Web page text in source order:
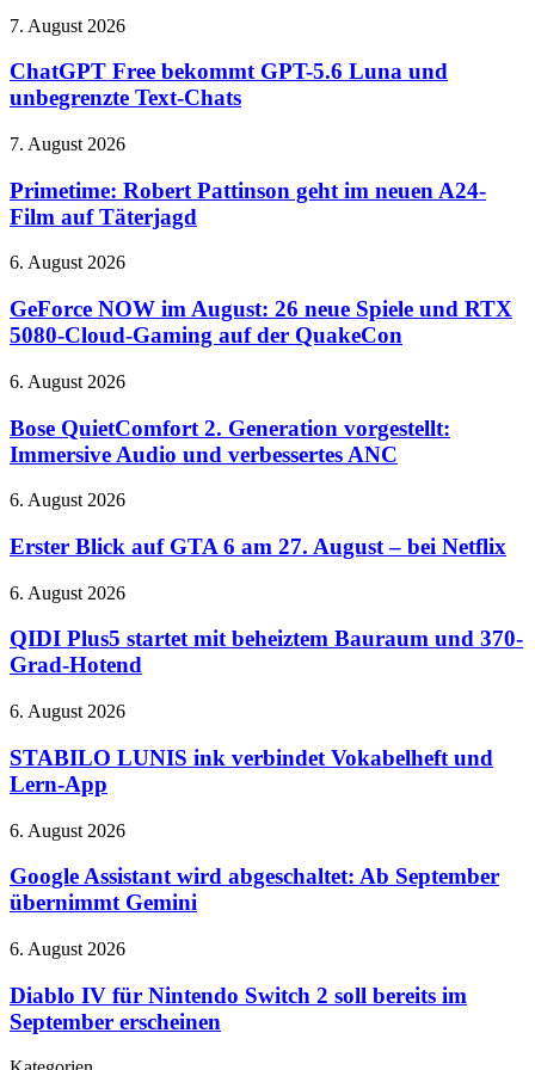
kurz
Release
richtig
auf
ChatGPT
bekommt
GPT-
5.6
und
Text-
Chats
7. August 2026
ChatGPT Free bekommt GPT-5.6 Luna und
unbegrenzte Text-Chats
Primetime:
Pattinson
geht
im
A24-
auf
Täterjagd
7. August 2026
Primetime: Robert Pattinson geht im neuen A24-
Film auf Täterjagd
GeForce
im
August:
26
Spiele
RTX
5080-
Gaming
der
QuakeCon
6. August 2026
GeForce NOW im August: 26 neue Spiele und RTX
5080-Cloud-Gaming auf der QuakeCon
Bose
2.
Generation
vorgestellt:
Audio
verbessertes
6. August 2026
Bose QuietComfort 2. Generation vorgestellt:
Immersive Audio und verbessertes ANC
Erster
auf
GTA
6
am
27.
August
–
Netflix
6. August 2026
Erster Blick auf GTA 6 am 27. August – bei Netflix
QIDI
startet
mit
beheiztem
und
Grad-
Hotend
6. August 2026
QIDI Plus5 startet mit beheiztem Bauraum und 370-
Grad-Hotend
STABILO
ink
verbindet
Vokabelheft
Lern-
6. August 2026
STABILO LUNIS ink verbindet Vokabelheft und
Lern-App
Google
wird
abgeschaltet:
Ab
übernimmt
6. August 2026
Google Assistant wird abgeschaltet: Ab September
übernimmt Gemini
Diablo
für
Nintendo
Switch
6. August 2026
Diablo IV für Nintendo Switch 2 soll bereits im
September erscheinen